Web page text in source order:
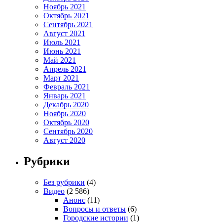
Ноябрь 2021
Октябрь 2021
Сентябрь 2021
Август 2021
Июль 2021
Июнь 2021
Май 2021
Апрель 2021
Март 2021
Февраль 2021
Январь 2021
Декабрь 2020
Ноябрь 2020
Октябрь 2020
Сентябрь 2020
Август 2020
Рубрики
Без рубрики (4)
Видео (2 586)
Анонс (11)
Вопросы и ответы (6)
Городские истории (1)